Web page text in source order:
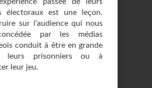
électoraux est une leçon.
sur l’audience qui nous
par les médias
conduit à être en grande
leurs prisonniers ou à
leur jeu.